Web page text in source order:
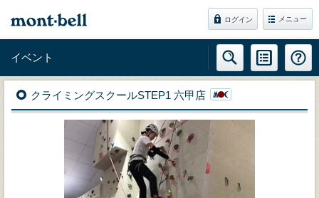
ログイン メニュー
イベント
クライミングスクールSTEP1 六甲店